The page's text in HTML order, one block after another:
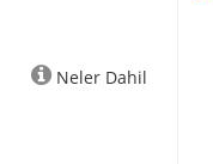
Neler Dahil